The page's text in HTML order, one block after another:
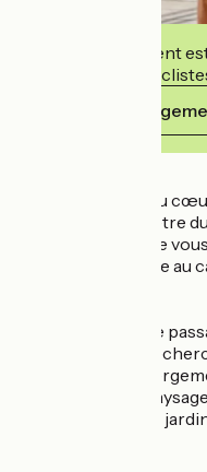
Cet établissement
accueillir des
Voir ses
À Saint-Senoux, au
moins d'un kilomètre
(V42), Bain d'Argile
verdoyant, propice au
Que vous soyez de
simplement à la
profitez d'un
dégagée sur les
panoramique et le